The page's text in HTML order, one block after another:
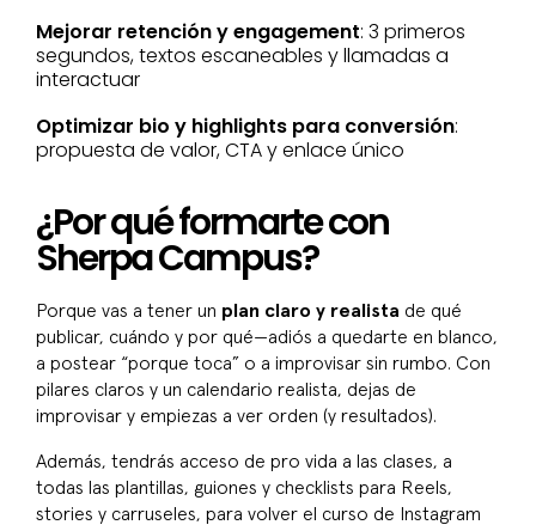
Mejorar retención y engagement: 3 primeros
segundos, textos escaneables y llamadas a
interactuar
Optimizar bio y highlights para conversión:
propuesta de valor, CTA y enlace único
¿Por qué formarte con
Sherpa Campus?
Porque vas a tener un plan claro y realista de qué
publicar, cuándo y por qué—adiós a quedarte en blanco,
a postear “porque toca” o a improvisar sin rumbo. Con
pilares claros y un calendario realista, dejas de
improvisar y empiezas a ver orden (y resultados).
Además, tendrás acceso de pro vida a las clases, a
todas las plantillas, guiones y checklists para Reels,
stories y carruseles, para volver el curso de Instagram